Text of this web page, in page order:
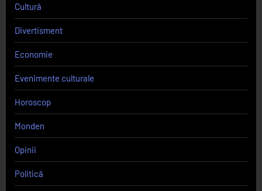
Cultură
Divertisment
Economie
Evenimente culturale
Horoscop
Monden
Opinii
Politică